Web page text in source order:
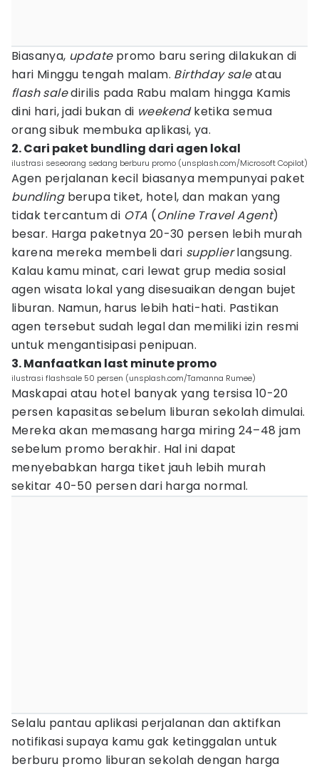
Biasanya, updatepromo baru sering dilakukan di
hari Minggu tengah malam. Birthday saleatau
flash saledirilis pada Rabu malam hingga Kamis
dini hari, jadi bukan di weekendketika semua
orang sibuk membuka aplikasi, ya.
2. Cari paket bundling dari agen lokal
ilustrasi seseorang sedang berburu promo (unsplash.com/Microsoft Copilot)
Agen perjalanan kecil biasanya mempunyai paket
bundlingberupa tiket, hotel, dan makan yang
tidak tercantum di OTA (Online Travel Agent)
besar. Harga paketnya 20-30 persen lebih murah
karena mereka membeli dari supplierlangsung.
Kalau kamu minat, cari lewat grup media sosial
agen wisata lokal yang disesuaikan dengan bujet
liburan. Namun, harus lebih hati-hati. Pastikan
agen tersebut sudah legal dan memiliki izin resmi
untuk mengantisipasi penipuan.
3. Manfaatkan last minute promo
ilustrasi flashsale 50 persen (unsplash.com/Tamanna Rumee)
Maskapai atau hotel banyak yang tersisa 10-20
persen kapasitas sebelum liburan sekolah dimulai.
Mereka akan memasang harga miring 24–48 jam
sebelum promo berakhir. Hal ini dapat
menyebabkan harga tiket jauh lebih murah
sekitar 40-50 persen dari harga normal.
Selalu pantau aplikasi perjalanan dan aktifkan
notifikasi supaya kamu gak ketinggalan untuk
berburu promo liburan sekolah dengan harga